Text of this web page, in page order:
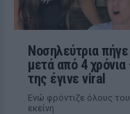
Νοσηλεύτρια
μετά από 4
της έγινε viral
Ενώ φρόντιζε όλους
εκείνη